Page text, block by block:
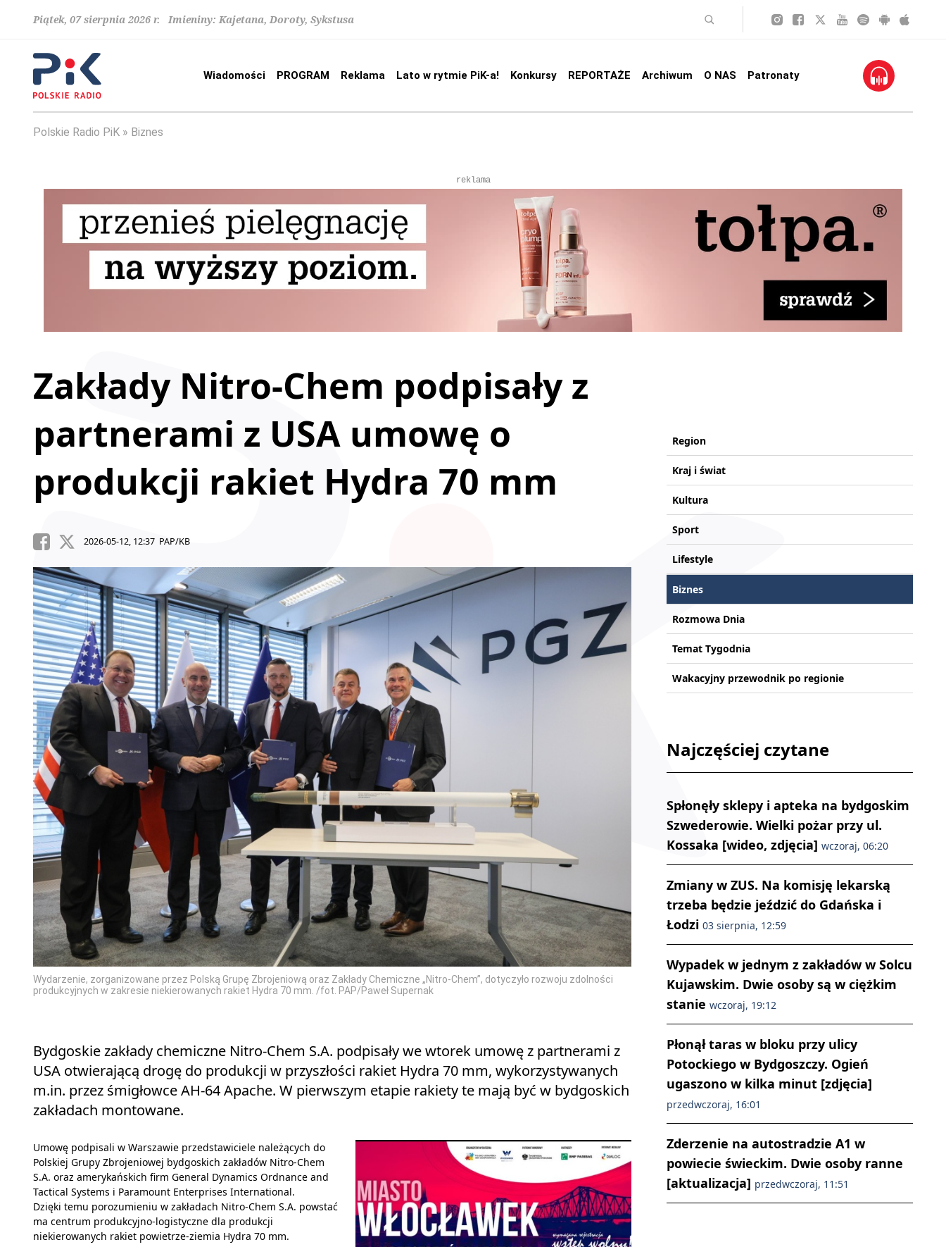
Piątek, 07 sierpnia 2026 r. Imieniny: Kajetana, Doroty, Sykstusa
Wiadomości PROGRAM Reklama Lato w rytmie PiK-a! Konkursy REPORTAŻE Archiwum O NAS Patronaty
Polskie Radio PiK Biznes
reklama
Zakłady Nitro-Chem podpisały z
partnerami z USA umowę o
produkcji rakiet Hydra 70 mm
2026-05-12, 12:37 PAP/KB
Wydarzenie, zorganizowane przez Polską Grupę Zbrojeniową oraz Zakłady Chemiczne „Nitro-Chem”, dotyczyło rozwoju zdolności
produkcyjnych w zakresie niekierowanych rakiet Hydra 70 mm. /fot. PAP/Paweł Supernak
Bydgoskie zakłady chemiczne Nitro-Chem S.A. podpisały we wtorek umowę z partnerami z
USA otwierającą drogę do produkcji w przyszłości rakiet Hydra 70 mm, wykorzystywanych
m.in. przez śmigłowce AH-64 Apache. W pierwszym etapie rakiety te mają być w bydgoskich
zakładach montowane.
Umowę podpisali w Warszawie przedstawiciele należących do
Polskiej Grupy Zbrojeniowej bydgoskich zakładów Nitro-Chem
S.A. oraz amerykańskich firm General Dynamics Ordnance and
Tactical Systems i Paramount Enterprises International.
Dzięki temu porozumieniu w zakładach Nitro-Chem S.A. powstać
ma centrum produkcyjno-logistyczne dla produkcji
niekierowanych rakiet powietrze-ziemia Hydra 70 mm.
Region
Kraj i świat
Kultura
Sport
Lifestyle
Biznes
Rozmowa Dnia
Temat Tygodnia
Wakacyjny przewodnik po regionie
Najczęściej czytane
Spłonęły sklepy i apteka na bydgoskim
Szwederowie. Wielki pożar przy ul.
Kossaka [wideo, zdjęcia] wczoraj, 06:20
Zmiany w ZUS. Na komisję lekarską
trzeba będzie jeździć do Gdańska i
Łodzi 03 sierpnia, 12:59
Wypadek w jednym z zakładów w Solcu
Kujawskim. Dwie osoby są w ciężkim
stanie wczoraj, 19:12
Płonął taras w bloku przy ulicy
Potockiego w Bydgoszczy. Ogień
ugaszono w kilka minut [zdjęcia]
przedwczoraj, 16:01
Zderzenie na autostradzie A1 w
powiecie świeckim. Dwie osoby ranne
[aktualizacja] przedwczoraj, 11:51